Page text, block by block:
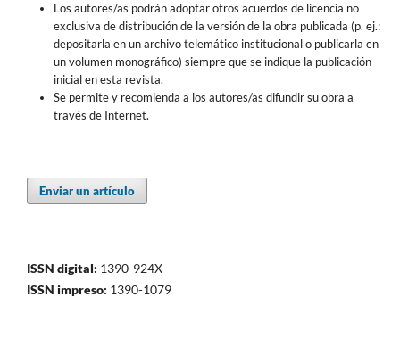
Los autores/as podrán adoptar otros acuerdos de licencia no
exclusiva de distribución de la versión de la obra publicada (p. ej.:
depositarla en un archivo telemático institucional o publicarla en
un volumen monográfico) siempre que se indique la publicación
inicial en esta revista.
Se permite y recomienda a los autores/as difundir su obra a
través de Internet.
Enviar un artículo
ISSN digital: 1390-924X
ISSN impreso: 1390-1079